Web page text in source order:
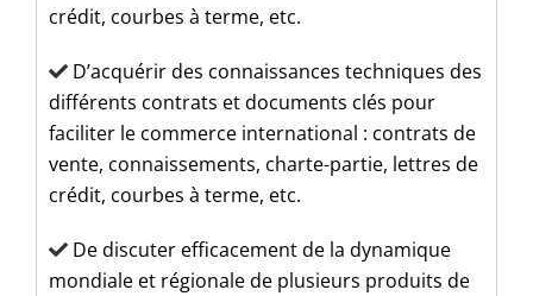
crédit, courbes à terme, etc.
D’acquérir des connaissances techniques des
différents contrats etdocuments clés pour
faciliter le commerce international : contrats de
vente, connaissements, charte-partie, lettres de
crédit, courbes à terme, etc.
De discuter efficacement de la dynamique
mondiale et régionale de plusieurs produits de